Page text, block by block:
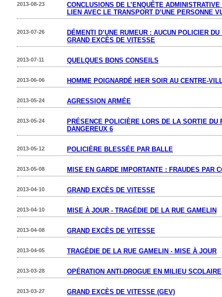
CONCLUSIONS DE L’ENQUÊTE
LIEN AVEC LE TRANSPORT D’UNE PERSONNE
2013-08-23
DÉMENTI D’UNE RUMEUR : AUCUN POLICIER
GRAND EXCÈS DE VITESSE
2013-07-26
QUELQUES BONS CONSEILS
2013-07-11
HOMME POIGNARDÉ HIER SOIR AU CENTRE-
2013-06-06
AGRESSION ARMÉE
2013-05-24
PRÉSENCE POLICIÈRE LORS DE LA SORTIE DU
DANGEREUX 6
2013-05-24
POLICIÈRE BLESSÉE PAR BALLE
2013-05-12
MISE EN GARDE IMPORTANTE : FRAUDES PAR
2013-05-08
GRAND EXCÈS DE VITESSE
2013-04-10
MISE À JOUR - TRAGÉDIE DE LA RUE GAMELIN
2013-04-10
GRAND EXCÈS DE VITESSE
2013-04-08
TRAGÉDIE DE LA RUE GAMELIN - MISE À JOUR
2013-04-05
OPÉRATION ANTI-DROGUE EN MILIEU SCOLAIRE
2013-03-28
GRAND EXCÈS DE VITESSE (GEV)
2013-03-27